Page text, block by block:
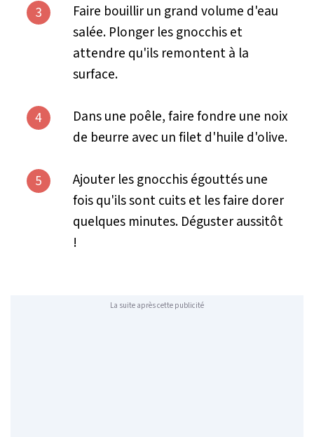
3
Faire bouillir un grand volume d'eau
salée. Plonger les gnocchis et
attendre qu'ils remontent à la
surface.
4
Dans une poêle, faire fondre une noix
de beurre avec un filet d'huile d'olive.
5
Ajouter les gnocchis égouttés une
fois qu'ils sont cuits et les faire dorer
quelques minutes. Déguster aussitôt
!
La suite après cette publicité